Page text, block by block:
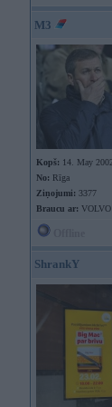
M3
Kopš: 14. May 2002
No: Rīga
Ziņojumi: 3377
Braucu ar: VOLVO
ShrankY